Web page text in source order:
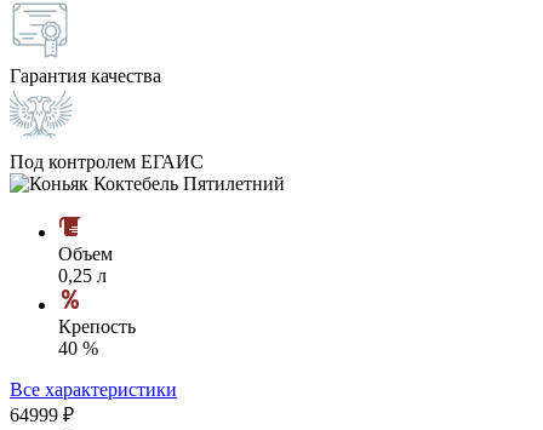
Гарантия качества
Под контролем ЕГАИС
Объем
0,25 л
Крепость
40 %
Все характеристики
64999 ₽